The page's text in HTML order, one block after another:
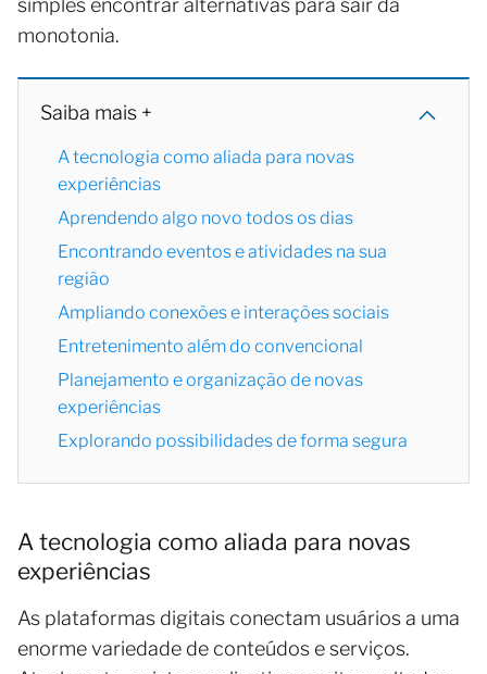
monotonia.
Saiba mais +
A tecnologia como aliada para novas
experiências
Aprendendo algo novo todos os dias
Encontrando eventos e atividades na sua
região
Ampliando conexões e interações sociais
Entretenimento além do convencional
Planejamento e organização de novas
experiências
Explorando possibilidades de forma segura
A tecnologia como aliada para novas
experiências
As plataformas digitais conectam usuários a uma
enorme variedade de conteúdos e serviços.